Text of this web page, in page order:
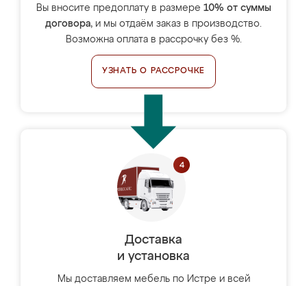
Вы вносите предоплату в размере 10% от суммы
договора, и мы отдаём заказ в производство.
Возможна оплата в рассрочку без %.
УЗНАТЬ О РАССРОЧКЕ
Доставка
и установка
Мы доставляем мебель по Истре и всей